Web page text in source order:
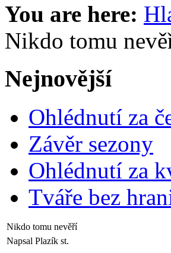
You are here:
Nikdo tomu
Nejnovější
Ohlédnutí za
Závěr sezony
Ohlédnutí za
Tváře bez
Nikdo tomu nevěří
Napsal Plazík st.